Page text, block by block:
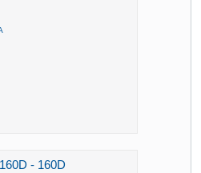
- 160D